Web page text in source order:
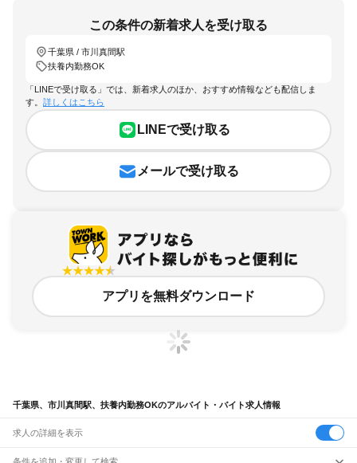
この条件の新着求人を受け取る
千葉県 / 市川真間駅
扶養内勤務OK
「LINEで受け取る」では、新着求人のほか、おすすめ情報なども配信しま
す。 詳しくはこちら
LINEで受け取る
メールで受け取る
アプリを無料ダウンロード
千葉県、市川真間駅、扶養内勤務OKのアルバイト・バイト求人情報
求人の詳細を表示